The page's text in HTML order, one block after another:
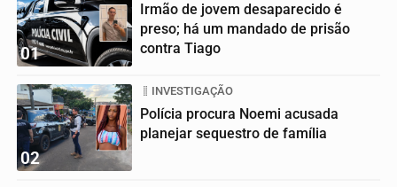
01
Irmão de jovem desaparecido é
preso; há um mandado de prisão
contra Tiago
02
INVESTIGAÇÃO
Polícia procura Noemi acusada
planejar sequestro de família